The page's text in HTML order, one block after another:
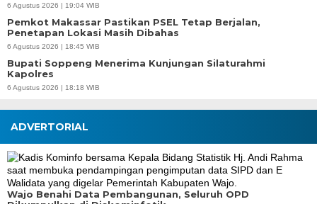
6 Agustus 2026 | 19:04 WIB
Pemkot Makassar Pastikan PSEL Tetap Berjalan,
Penetapan Lokasi Masih Dibahas
6 Agustus 2026 | 18:45 WIB
Bupati Soppeng Menerima Kunjungan Silaturahmi
Kapolres
6 Agustus 2026 | 18:18 WIB
ADVERTORIAL
Wajo Benahi Data Pembangunan, Seluruh OPD